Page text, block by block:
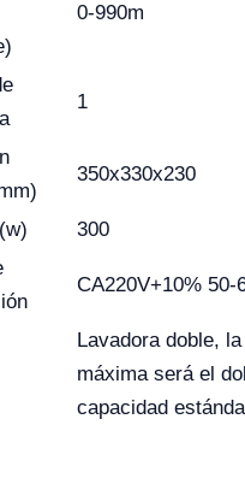
0-990m
1
350x330x230
300
CA220V+10% 50-
Lavadora doble,
máxima será el
capacidad